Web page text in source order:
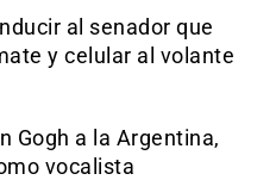
al senador que
y celular al volante
Gogh a la Argentina,
vocalista